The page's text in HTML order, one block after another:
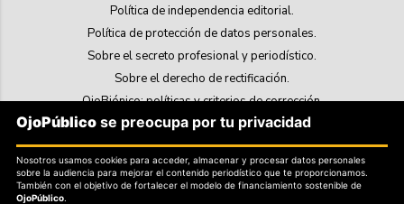
Política de independencia editorial.
Política de protección de datos personales.
Sobre el secreto profesional y periodístico.
Sobre el derecho de rectificación.
OjoBiónico: políticas y criterios de corrección.
Sobre libertad de información frente a pedidos de retiro de contenidos.
SOSTENIBILIDAD
La Tienda de OjoPúblico.
OjoPúblico se preocupa por tu privacidad
Nosotros usamos cookies para acceder, almacenar y procesar datos personales
sobre la audiencia para mejorar el contenido periodístico que te proporcionamos.
También con el objetivo de fortalecer el modelo de financiamiento sostenible de
OjoPúblico.